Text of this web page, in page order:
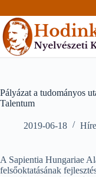
to
content
Pályázat a tudományos
Talentum
2019-06-18
A Sapientia Hungariae
felsőoktatásának